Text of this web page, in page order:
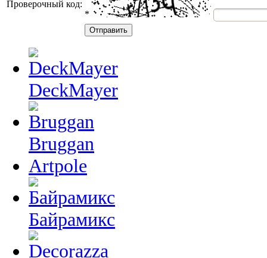
Проверочный код:
*
DeckMayer
Bruggan
Artpole
Байрамикс